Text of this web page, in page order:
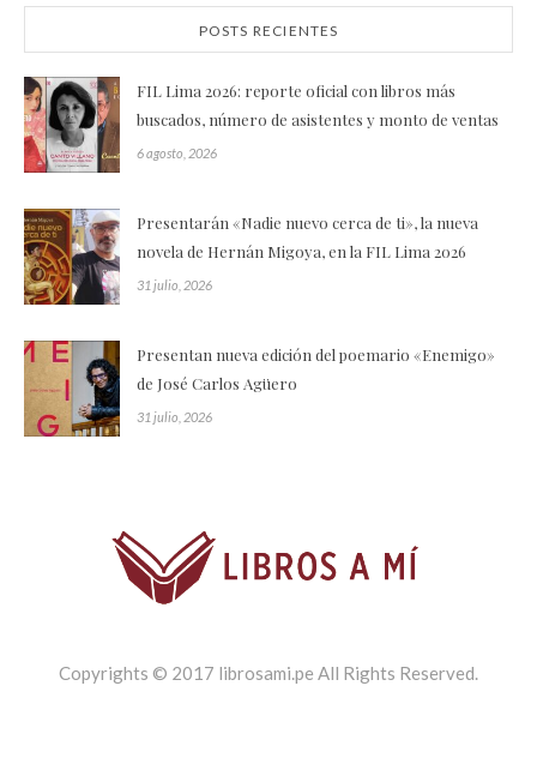
POSTS RECIENTES
FIL Lima 2026: reporte oficial con libros más
buscados, número de asistentes y monto de ventas
6 agosto, 2026
Presentarán «Nadie nuevo cerca de ti», la nueva
novela de Hernán Migoya, en la FIL Lima 2026
31 julio, 2026
Presentan nueva edición del poemario «Enemigo»
de José Carlos Agüero
31 julio, 2026
Copyrights © 2017 librosami.pe All Rights Reserved.